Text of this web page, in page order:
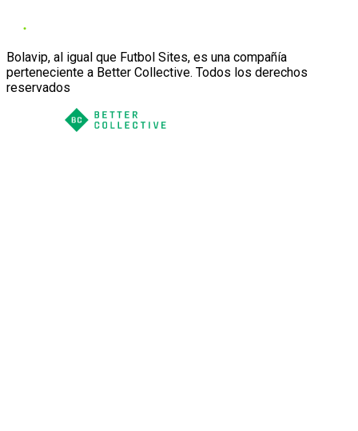
Bolavip, al igual que Futbol Sites, es una compañía
perteneciente a Better Collective. Todos los derechos
reservados